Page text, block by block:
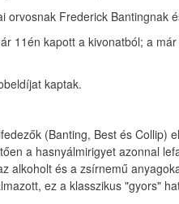
orvosnak Frederick Bantingnak
11én kapott a kivonatból; a
kaptak.
(Banting, Best és
a hasnyálmirigyet azonnal
alkoholt és a zsírnemű
ez a klasszikus "gyors"